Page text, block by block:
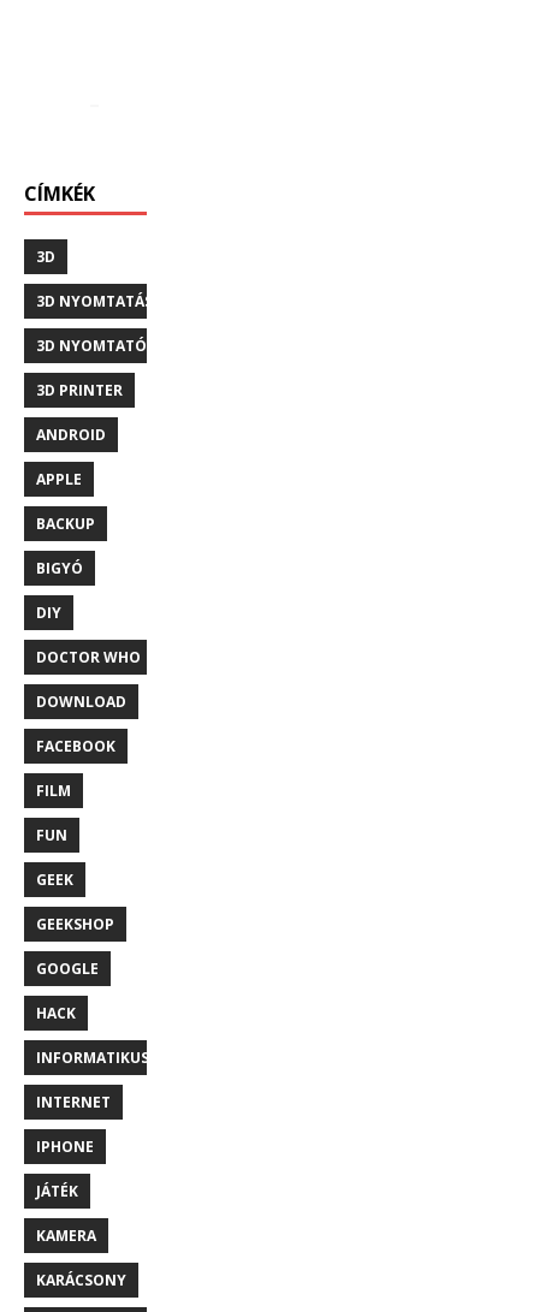
CÍMKÉK
3D
3D NYOMTATÁS
3D NYOMTATÓ
3D PRINTER
ANDROID
APPLE
BACKUP
BIGYÓ
DIY
DOCTOR WHO
DOWNLOAD
FACEBOOK
FILM
FUN
GEEK
GEEKSHOP
GOOGLE
HACK
INFORMATIKUS
INTERNET
IPHONE
JÁTÉK
KAMERA
KARÁCSONY